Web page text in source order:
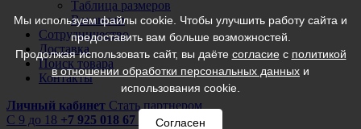
Таблица размеров
Вакансии
Сотрудничество
Доставка
Поиск товара
Контакты
Личный кабинет Стать партнером
C 9 до 18 +7 925 018 67 18
Мы используем файлы cookie. Чтобы улучшить работу сайта и
предоставить вам больше возможностей.
Продолжая использовать сайт, вы даёте согласиес политикой
в отношении обработки персональных данных и
использования cookie.
Согласен